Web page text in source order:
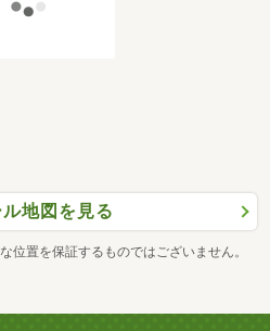
地図を見る
位置を保証するものではございません。